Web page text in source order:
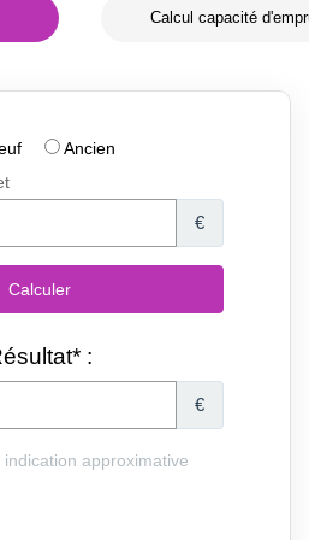
Calcul capacité